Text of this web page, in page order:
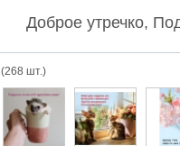
Доброе утречко,
(268 шт.)